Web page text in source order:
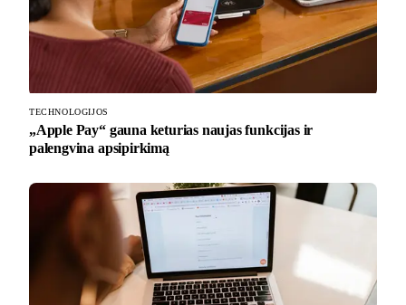
TECHNOLOGIJOS
„Apple Pay“ gauna keturias naujas funkcijas ir
palengvina apsipirkimą